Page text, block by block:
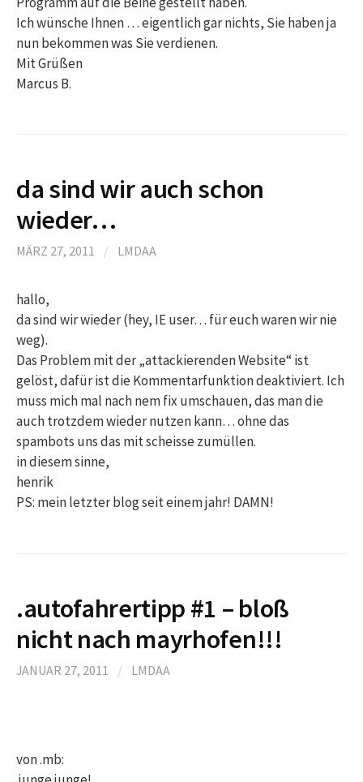
Ich wünsche Ihnen … eigentlich gar nichts, Sie haben ja
nun bekommen was Sie verdienen.
Mit Grüßen
Marcus B.
da sind wir auch schon
wieder…
MÄRZ 27, 2011 / LMDAA
hallo,
da sind wir wieder (hey, IE user… für euch waren wir nie
weg).
Das Problem mit der „attackierenden Website“ ist
gelöst, dafür ist die Kommentarfunktion deaktiviert. Ich
muss mich mal nach nem fix umschauen, das man die
auch trotzdem wieder nutzen kann… ohne das
spambots uns das mit scheisse zumüllen.
in diesem sinne,
henrik
PS: mein letzter blog seit einem jahr! DAMN!
.autofahrertipp #1 – bloß
nicht nach mayrhofen!!!
JANUAR 27, 2011 / LMDAA
von .mb: